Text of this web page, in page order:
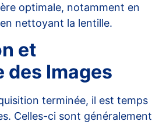
optimale, notamment en
nettoyant la lentille.
et
des Images
terminée, il est temps
Celles-ci sont généralement